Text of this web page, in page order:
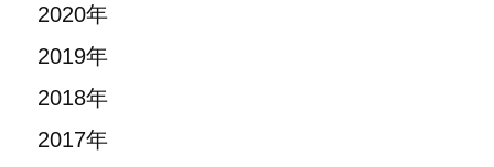
2020年
2019年
2018年
2017年